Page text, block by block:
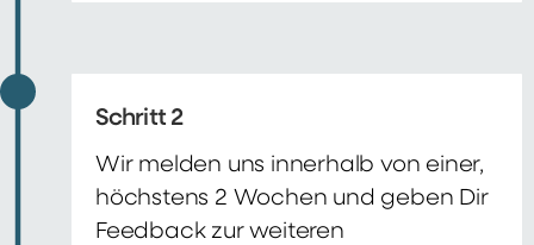
Schritt 2
Wir melden uns innerhalb von einer,
höchstens 2 Wochen und geben Dir
Feedback zur weiteren